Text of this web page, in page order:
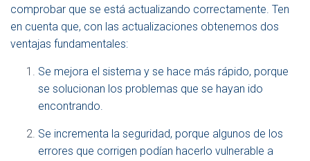
N
A
comprobar que se está actualizando correctamente. Ten
en cuenta que, con las actualizaciones obtenemos dos
ventajas fundamentales:
Se mejora el sistema y se hace más rápido, porque
se solucionan los problemas que se hayan ido
encontrando.
Se incrementa la seguridad, porque algunos de los
errores que corrigen podían hacerlo vulnerable a